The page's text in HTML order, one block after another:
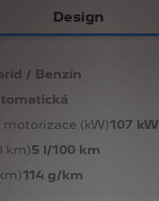
Design
/ Benzín
motorizace (kW)107 kW
km)5 l/100 km
114 g/km